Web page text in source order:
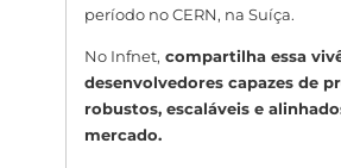
período no CERN, na Suíça.
No Infnet, compartilha essa
desenvolvedores capazes de
robustos, escaláveis e
mercado.